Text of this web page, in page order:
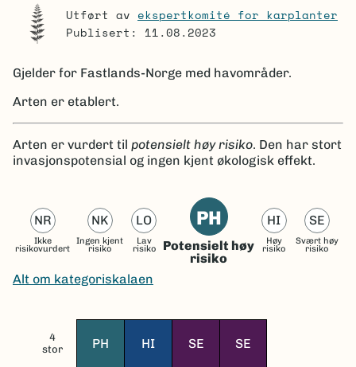
Utført av ekspertkomité for karplanter
Publisert: 11.08.2023
Gjelder for Fastlands-Norge med havområder.
Arten er etablert.
Arten er vurdert til potensielt høy risiko. Den har stort
invasjonspotensial og ingen kjent økologisk effekt.
NR
Ikke
risikovurdert
NK
Ingen kjent
risiko
LO
Lav
risiko
PH
Potensielt høy
risiko
HI
Høy
risiko
SE
Svært høy
risiko
Alt om kategoriskalaen
4
stor
PH HI SE SE